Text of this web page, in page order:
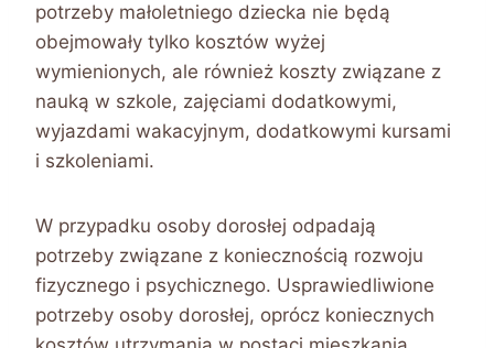
potrzeby małoletniego dziecka nie będą
obejmowały tylko kosztów wyżej
wymienionych, ale również koszty związane z
nauką w szkole, zajęciami dodatkowymi,
wyjazdami wakacyjnym, dodatkowymi kursami
i szkoleniami.
W przypadku osoby dorosłej odpadają
potrzeby związane z koniecznością rozwoju
fizycznego i psychicznego. Usprawiedliwione
potrzeby osoby dorosłej, oprócz koniecznych